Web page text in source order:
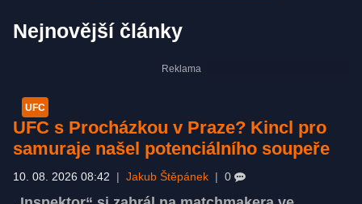
Nejnovější články
UFC
UFC s Procházkou v Praze? Kincl pro
samuraje našel potenciálního soupeře
10. 08. 2026 08:42 Jakub Štěpánek 0